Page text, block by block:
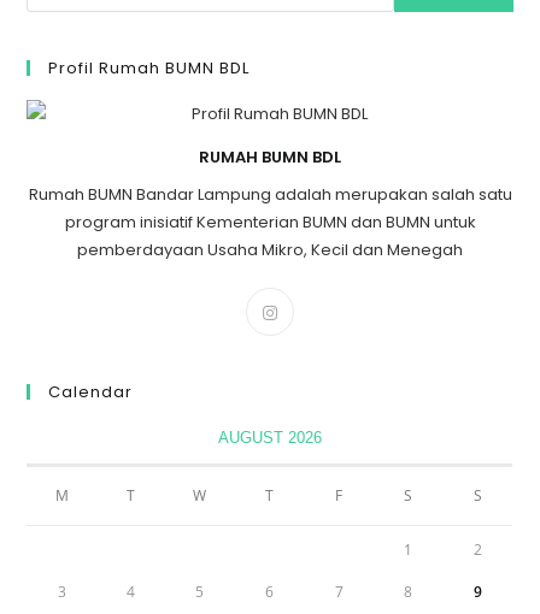
Profil Rumah BUMN BDL
RUMAH BUMN BDL
Rumah BUMN Bandar Lampung adalah merupakan salah satu
program inisiatif Kementerian BUMN dan BUMN untuk
pemberdayaan Usaha Mikro, Kecil dan Menegah
Calendar
AUGUST 2026
M T W T F S S
1 2
3 4 5 6 7 8 9